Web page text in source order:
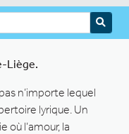
Liège.
n’importe lequel
lyrique. Un
l’amour, la